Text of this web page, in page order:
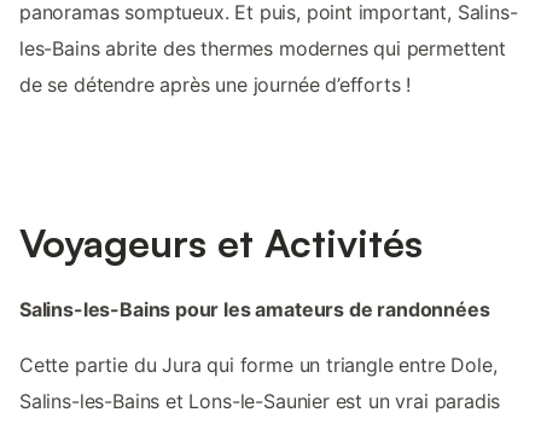
panoramas somptueux. Et puis, point important, Salins-
les-Bains abrite des thermes modernes qui permettent
de se détendre après une journée d’efforts !
Voyageurs et Activités
Salins-les-Bains pour les amateurs de randonnées
Cette partie du Jura qui forme un triangle entre Dole,
Salins-les-Bains et Lons-le-Saunier est un vrai paradis